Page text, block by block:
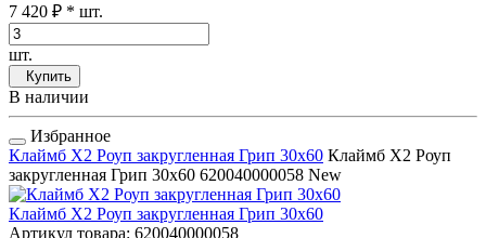
7 420 ₽ * шт.
шт.
Купить
В наличии
Избранное
Клаймб Х2 Роуп закругленная Грип 30x60 Клаймб Х2 Роуп
закругленная Грип 30x60 620040000058 New
Клаймб Х2 Роуп закругленная Грип 30x60
Артикул товара: 620040000058